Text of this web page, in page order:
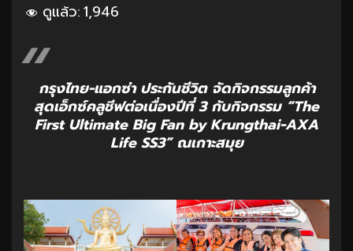
ดูแล้ว:1,946
กรุงไทย-แอกซ่า ประกันชีวิต จัดกิจกรรมลูกค้า
สุดเอ็กซ์คลูชีฟต่อเนื่องปีที่ 3 กับกิจกรรม “The
First Ultimate Big Fan by Krungthai-AXA
Life SS3” ณเกาะสมุย